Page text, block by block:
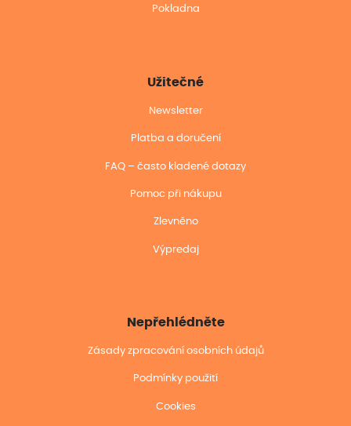
Pokladna
Užitečné
Newsletter
Platba a doručení
FAQ – často kladené dotazy
Pomoc při nákupu
Zlevněno
Výpredaj
Nepřehlédněte
Zásady zpracování osobních údajů
Podmínky použití
Cookies